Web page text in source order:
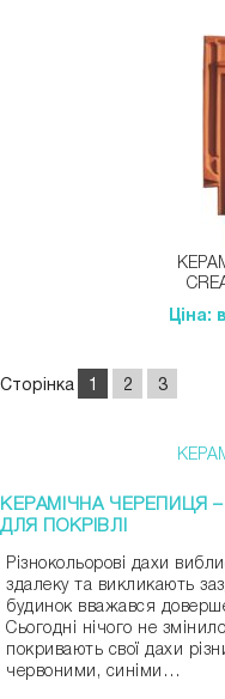
Ціна:
Сторінка 1 2 3
КЕРАМІЧНА ЧЕРЕПИЦЯ
ДЛЯ ПОКРІВЛІ
Різнокольорові дахи
здалеку та викликають
будинок вважався
Сьогодні нічого не
покривають свої дахи
червоними, синіми…